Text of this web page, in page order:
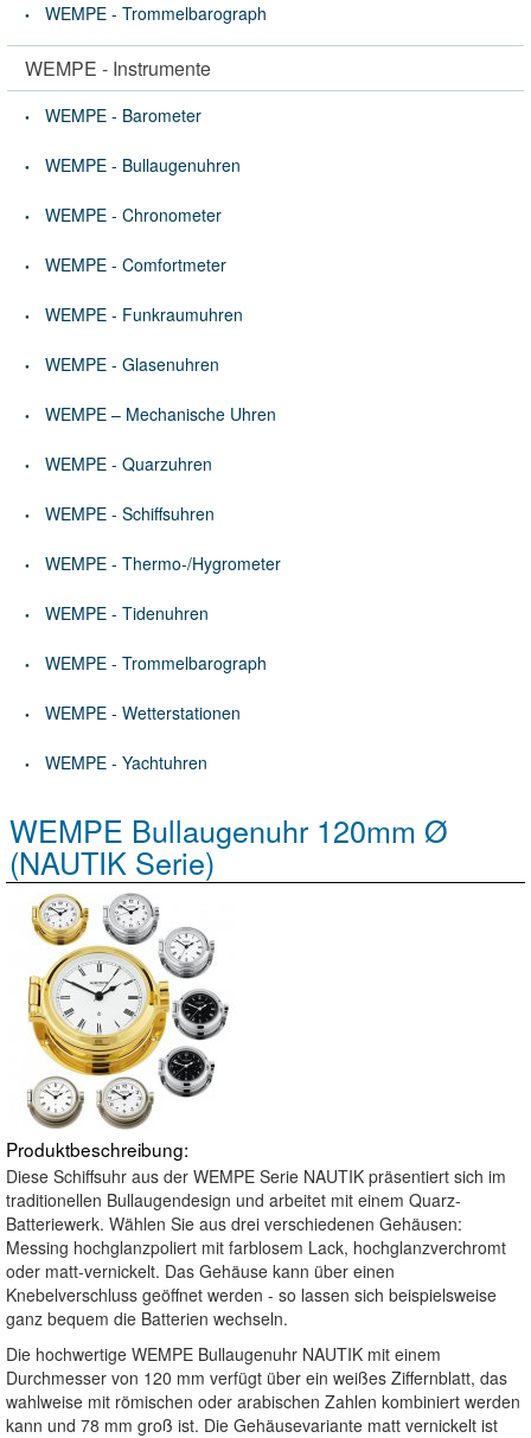
WEMPE - Trommelbarograph
WEMPE - Instrumente
WEMPE - Barometer
WEMPE - Bullaugenuhren
WEMPE - Chronometer
WEMPE - Comfortmeter
WEMPE - Funkraumuhren
WEMPE - Glasenuhren
WEMPE – Mechanische Uhren
WEMPE - Quarzuhren
WEMPE - Schiffsuhren
WEMPE - Thermo-/Hygrometer
WEMPE - Tidenuhren
WEMPE - Trommelbarograph
WEMPE - Wetterstationen
WEMPE - Yachtuhren
WEMPE Bullaugenuhr 120mm Ø
(NAUTIK Serie)
Produktbeschreibung:
Diese Schiffsuhr aus der WEMPE Serie NAUTIK präsentiert sich im
traditionellen Bullaugendesign und arbeitet mit einem Quarz-
Batteriewerk. Wählen Sie aus drei verschiedenen Gehäusen:
Messing hochglanzpoliert mit farblosem Lack, hochglanzverchromt
oder matt-vernickelt. Das Gehäuse kann über einen
Knebelverschluss geöffnet werden - so lassen sich beispielsweise
ganz bequem die Batterien wechseln.
Die hochwertige WEMPE Bullaugenuhr NAUTIK mit einem
Durchmesser von 120 mm verfügt über ein weißes Ziffernblatt, das
wahlweise mit römischen oder arabischen Zahlen kombiniert werden
kann und 78 mm groß ist. Die Gehäusevariante matt vernickelt ist